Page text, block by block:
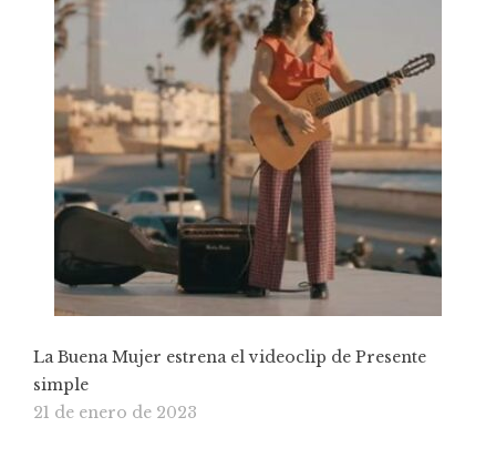
La Buena Mujer estrena el videoclip de Presente
simple
21 de enero de 2023